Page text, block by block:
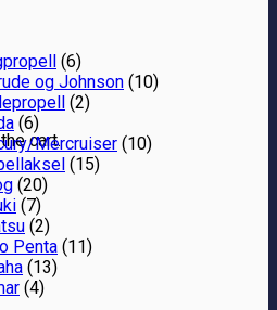
cart.
(6)
og Johnson (10)
(2)
(6)
Mercruiser (10)
(15)
(20)
(7)
(2)
Penta (11)
(13)
(4)